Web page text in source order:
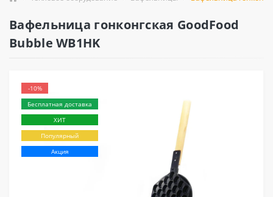
Вафельница гонконгская GoodFood
Bubble WB1HK
-10%
Бесплатная доставка
ХИТ
Популярный
Акция